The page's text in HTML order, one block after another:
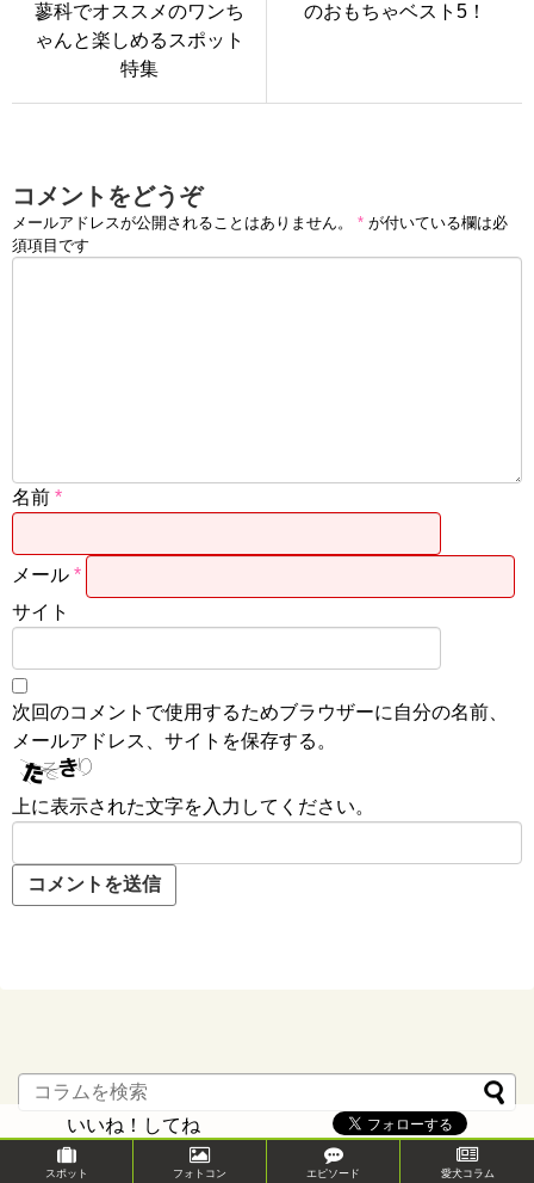
いいね！してね
蓼科でオススメのワンち
ゃんと楽しめるスポット
特集
のおもちゃベスト5！
コメントをどうぞ
メールアドレスが公開されることはありません。 * が付いている欄は必
須項目です
名前 *
メール *
サイト
次回のコメントで使用するためブラウザーに自分の名前、
メールアドレス、サイトを保存する。
上に表示された文字を入力してください。
スポット フォトコン エピソード 愛犬コラム